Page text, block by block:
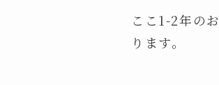
ここ1-2年の
ります。